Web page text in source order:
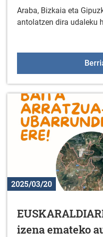
Araba, Bizkaia eta
antolatzen dira udaleku
2025/03/20
izena emateko